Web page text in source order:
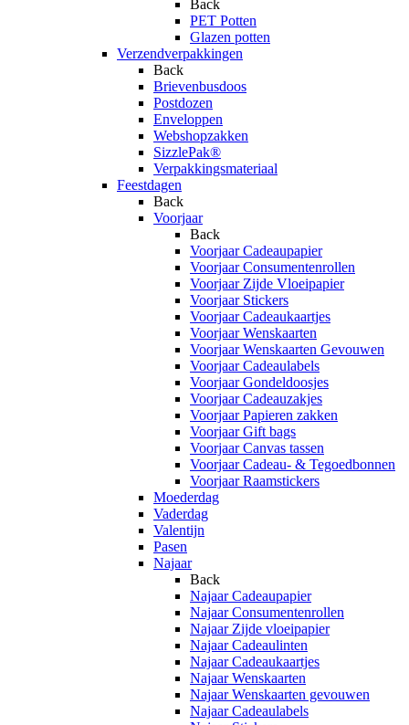
Back
PET Potten
Glazen potten
Verzendverpakkingen
Back
Brievenbusdoos
Postdozen
Enveloppen
Webshopzakken
SizzlePak®
Verpakkingsmateriaal
Feestdagen
Back
Voorjaar
Back
Voorjaar Cadeaupapier
Voorjaar Consumentenrollen
Voorjaar Zijde Vloeipapier
Voorjaar Stickers
Voorjaar Cadeaukaartjes
Voorjaar Wenskaarten
Voorjaar Wenskaarten Gevouwen
Voorjaar Cadeaulabels
Voorjaar Gondeldoosjes
Voorjaar Cadeauzakjes
Voorjaar Papieren zakken
Voorjaar Gift bags
Voorjaar Canvas tassen
Voorjaar Cadeau- & Tegoedbonnen
Voorjaar Raamstickers
Moederdag
Vaderdag
Valentijn
Pasen
Najaar
Back
Najaar Cadeaupapier
Najaar Consumentenrollen
Najaar Zijde vloeipapier
Najaar Cadeaulinten
Najaar Cadeaukaartjes
Najaar Wenskaarten
Najaar Wenskaarten gevouwen
Najaar Cadeaulabels